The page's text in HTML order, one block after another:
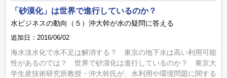
「砂漠化」は世界で進行しているのか？
水ビジネスの動向（５）沖大幹が水の疑問に答える
追加日：2016/06/02
海水淡水化で水不足は解消する？ 東京の地下水は高い利用可能
性があるのでは？ 世界で砂漠化は進行しているのか？ 東京大
学生産技術研究所教授・沖大幹氏が、水利用や環境問題に関する